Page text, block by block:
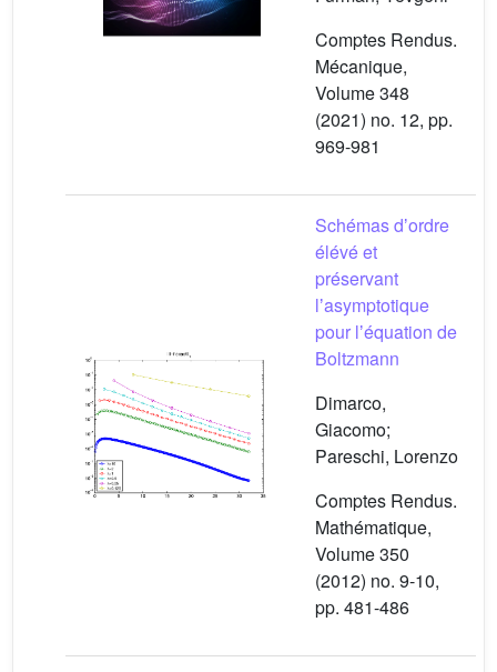
Comptes Rendus.
Mécanique,
Volume 348
(2021) no. 12, pp.
969-981
Schémas dʼordre
élévé et
préservant
lʼasymptotique
pour lʼéquation de
Boltzmann
Dimarco,
Giacomo;
Pareschi, Lorenzo
Comptes Rendus.
Mathématique,
Volume 350
(2012) no. 9-10,
pp. 481-486